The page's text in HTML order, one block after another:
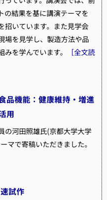
の結果を基に講演テーマを
招いています。また見学会
場を見学し、製造方法や品
を学んでいます。
［全文読
品機能：健康維持・増進
用
の河田照雄氏(京都大学大学
で寄稿いただきました。
試作